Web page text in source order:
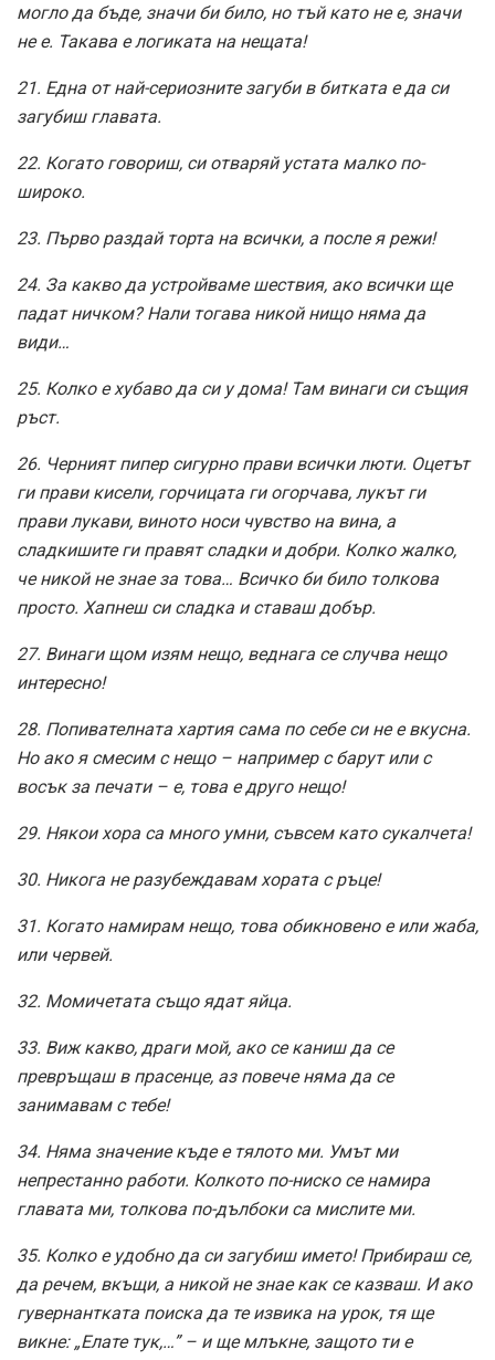
могло да бъде, значи би било, но тъй като не е, значи
не е. Такава е логиката на нещата!
21. Една от най-сериозните загуби в битката е да си
загубиш главата.
22. Когато говориш, си отваряй устата малко по-
широко.
23. Първо раздай торта на всички, а после я режи!
24. За какво да устройваме шествия, ако всички ще
падат ничком? Нали тогава никой нищо няма да
види…
25. Колко е хубаво да си у дома! Там винаги си същия
ръст.
26. Черният пипер сигурно прави всички люти. Оцетът
ги прави кисели, горчицата ги огорчава, лукът ги
прави лукави, виното носи чувство на вина, а
сладкишите ги правят сладки и добри. Колко жалко,
че никой не знае за това… Всичко би било толкова
просто. Хапнеш си сладка и ставаш добър.
27. Винаги щом изям нещо, веднага се случва нещо
интересно!
28. Попивателната хартия сама по себе си не е вкусна.
Но ако я смесим с нещо – например с барут или с
восък за печати – е, това е друго нещо!
29. Някои хора са много умни, съвсем като сукалчета!
30. Никога не разубеждавам хората с ръце!
31. Когато намирам нещо, това обикновено е или жаба,
или червей.
32. Момичетата също ядат яйца.
33. Виж какво, драги мой, ако се каниш да се
превръщаш в прасенце, аз повече няма да се
занимавам с тебе!
34. Няма значение къде е тялото ми. Умът ми
непрестанно работи. Колкото по-ниско се намира
главата ми, толкова по-дълбоки са мислите ми.
35. Колко е удобно да си загубиш името! Прибираш се,
да речем, вкъщи, а никой не знае как се казваш. И ако
гувернантката поиска да те извика на урок, тя ще
викне: „Елате тук,…” – и ще млъкне, защото ти е